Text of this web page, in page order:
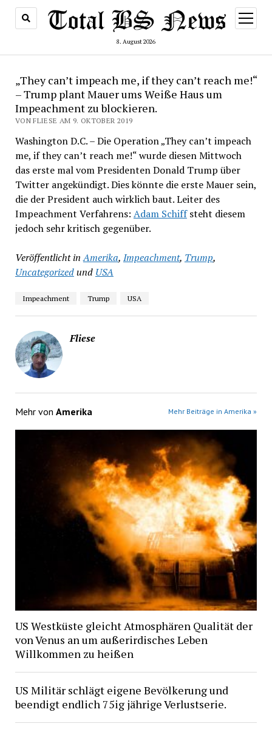
8. August 2026
Menü
öffnen
„They can’t impeach me, if they can’t reach me!“
– Trump plant Mauer ums Weiße Haus um
Impeachment zu blockieren.
VON FLIESE AM 9. OKTOBER 2019
Washington D.C. – Die Operation „They can’t impeach
me, if they can’t reach me!“ wurde diesen Mittwoch
das erste mal vom Presidenten Donald Trump über
Twitter angekündigt. Dies könnte die erste Mauer sein,
die der President auch wirklich baut. Leiter des
Impeachment Verfahrens: Adam Schiffsteht diesem
jedoch sehr kritisch gegenüber.
Veröffentlicht in Amerika, Impeachment, Trump,
Uncategorizedund USA
Impeachment Trump USA
Fliese
Mehr von Amerika Mehr Beiträge in Amerika »
US Westküste gleicht Atmosphären Qualität der
von Venus an um außerirdisches Leben
Willkommen zu heißen
US Militär schlägt eigene Bevölkerung und
beendigt endlich 75ig jährige Verlustserie.